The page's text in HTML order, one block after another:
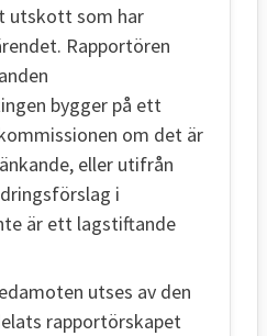
utskott som har
Rapportören
bygger på ett
om det är
eller utifrån
i
är ett lagstiftande
utses av den
rapportörskapet